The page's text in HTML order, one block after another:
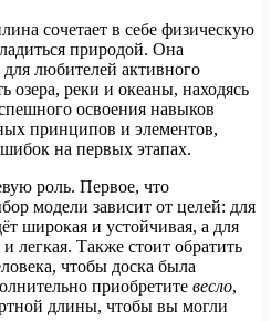
сочетает в себе физическую
природой. Она
любителей активного
озера, реки и океаны, находясь
освоения навыков
принципов и элементов,
на первых этапах.
роль. Первое, что
модели зависит от целей: для
широкая и устойчивая, а для
легкая. Также стоит обратить
чтобы доска была
приобретите весло,
длины, чтобы вы могли